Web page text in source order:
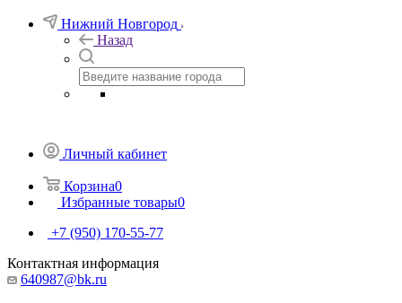
Нижний Новгород
Назад
Личный кабинет
Корзина0
Избранные товары0
+7 (950) 170-55-77
Контактная информация
640987@bk.ru